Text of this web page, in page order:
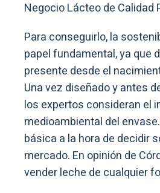
Negocio Lácteo de Calidad
Para conseguirlo, la
papel fundamental, ya que
presente desde el
Una vez diseñado y antes
los expertos consideran el
medioambiental del
básica a la hora de decidir
mercado. En opinión de
vender leche de cualquier